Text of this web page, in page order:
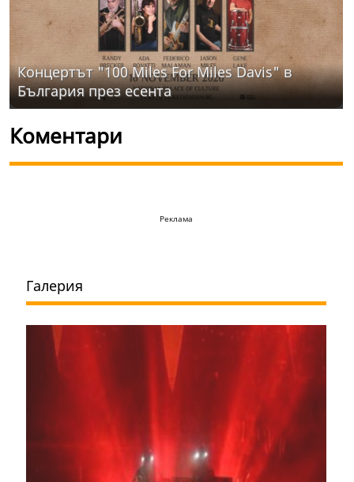
Концертът "100 Miles For Miles Davis" в
България през есента
Коментари
Реклама
Галерия